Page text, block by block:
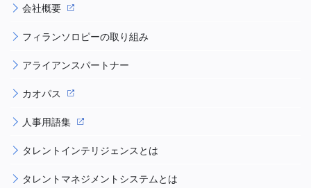
会社概要
フィランソロピーの取り組み
アライアンスパートナー
カオパス
人事用語集
タレントインテリジェンスとは
タレントマネジメントシステムとは